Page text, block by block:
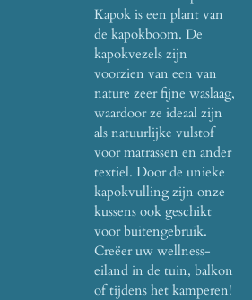
Kapok is een plant van
de kapokboom. De
kapokvezels zijn
voorzien van een van
nature zeer fijne waslaag,
waardoor ze ideaal zijn
als natuurlijke vulstof
voor matrassen en ander
textiel. Door de unieke
kapokvulling zijn onze
kussens ook geschikt
voor buitengebruik.
Creëer uw wellness-
eiland in de tuin, balkon
of tijdens het kamperen!